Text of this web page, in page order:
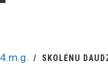
SKOLĒNU